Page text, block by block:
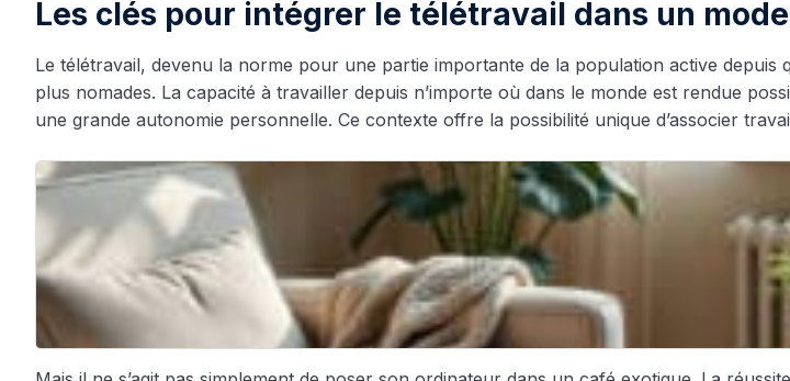
Les clés pour intégrer le télétravail dans un
Le télétravail, devenu la norme pour une partie importante de la population active depuis
plus nomades. La capacité à travailler depuis n’importe où dans le monde est rendue
une grande autonomie personnelle. Ce contexte offre la possibilité unique d’associer